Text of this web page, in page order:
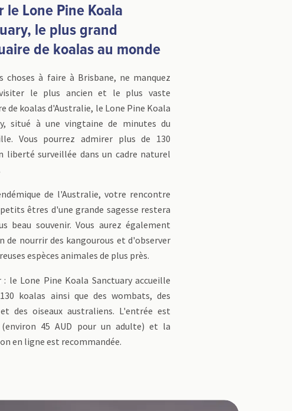
le Lone Pine Koala
le plus grand
de koalas au monde
choses à faire à Brisbane, ne manquez
le plus ancien et le plus vaste
de koalas d'Australie, le Lone Pine Koala
situé à une vingtaine de minutes du
Vous pourrez admirer plus de 130
liberté surveillée dans un cadre naturel
de l'Australie, votre rencontre
êtres d'une grande sagesse restera
beau souvenir. Vous aurez également
de nourrir des kangourous et d'observer
espèces animales de plus près.
le Lone Pine Koala Sanctuary accueille
koalas ainsi que des wombats, des
des oiseaux australiens. L'entrée est
(environ 45 AUD pour un adulte) et la
en ligne est recommandée.